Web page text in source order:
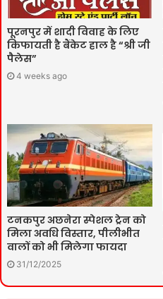
पूरनपुर में शादी विवाह के लिए
किफायती है बैंकेट हाल है “श्री जी
पैलेस”
4 weeks ago
टनकपुर अछनेरा स्पेशल ट्रेन को
मिला अवधि विस्तार, पीलीभीत
वालों को भी मिलेगा फायदा
31/12/2025